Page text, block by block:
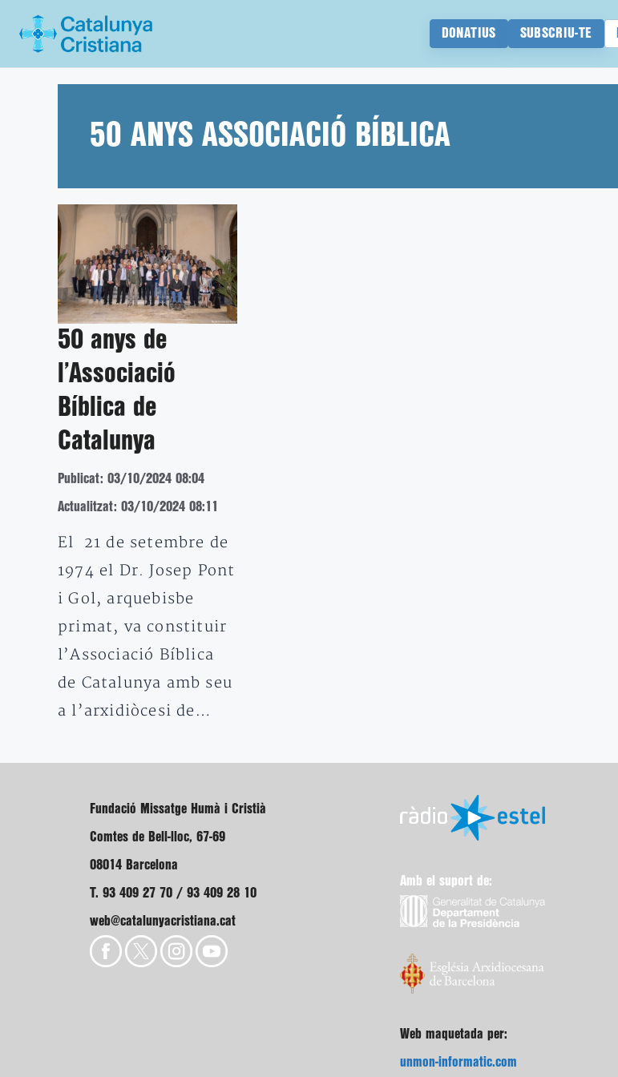
DONATIUS SUBSCRIU-TE
50 ANYS ASSOCIACIÓ BÍBLICA
50 anys de
l’Associació
Bíblica de
Catalunya
Publicat: 03/10/2024 08:04
Actualitzat: 03/10/2024 08:11
El 21 de setembre de
1974 el Dr. Josep Pont
i Gol, arquebisbe
primat, va constituir
l’Associació Bíblica
de Catalunya amb seu
a l’arxidiòcesi de…
Fundació Missatge Humà i Cristià
Comtes de Bell-lloc, 67-69
08014 Barcelona
T. 93 409 27 70 / 93 409 28 10
web@catalunyacristiana.cat
Amb el suport de:
Web maquetada per:
unmon-informatic.com